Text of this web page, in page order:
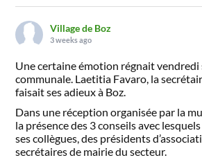
Village de Boz
3 weeks ago
Une certaine émotion régnait vendredi
communale. Laetitia Favaro, la
faisait ses adieux à Boz.
Dans une réception organisée par la
la présence des 3 conseils avec
ses collègues, des présidents
secrétaires de mairie du secteur.